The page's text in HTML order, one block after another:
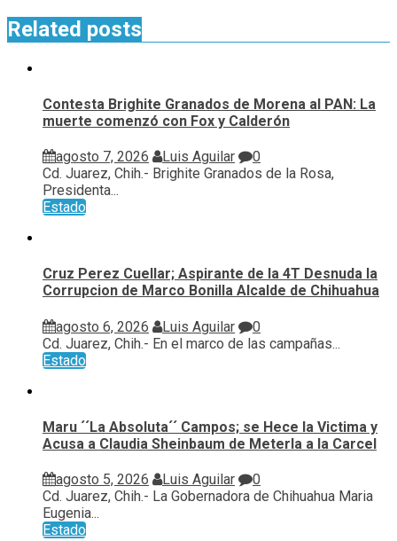
Related posts
Contesta Brighite Granados de Morena al PAN: La
muerte comenzó con Fox y Calderón
agosto 7, 2026 Luis Aguilar
0
Cd. Juarez, Chih.- Brighite Granados de la Rosa,
Presidenta...
Estado
Cruz Perez Cuellar; Aspirante de la 4T Desnuda la
Corrupcion de Marco Bonilla Alcalde de Chihuahua
agosto 6, 2026 Luis Aguilar
0
Cd. Juarez, Chih.- En el marco de las campañas...
Estado
Maru ´´La Absoluta´´ Campos; se Hece la Victima y
Acusa a Claudia Sheinbaum de Meterla a la Carcel
agosto 5, 2026 Luis Aguilar
0
Cd. Juarez, Chih.- La Gobernadora de Chihuahua Maria
Eugenia...
Estado